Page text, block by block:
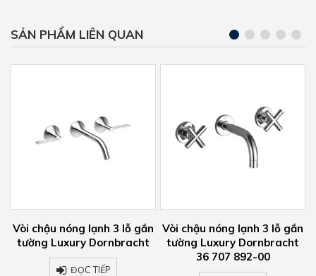
SẢN PHẨM LIÊN QUAN
Vòi chậu nóng lạnh 3 lỗ gắn
tường Luxury Dornbracht
ĐỌC TIẾP
Vòi chậu nóng lạnh 3 lỗ gắn
tường Luxury Dornbracht
36 707 892-00